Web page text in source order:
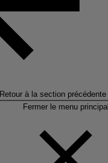
Retour à la section précédente
Fermer le menu principal